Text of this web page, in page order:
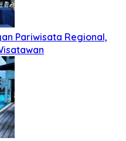
Pariwisata Regional,